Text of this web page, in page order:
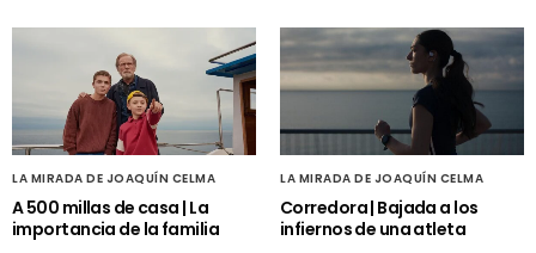
LA MIRADA DE JOAQUÍN CELMA
A 500 millas de casa | La
importancia de la familia
LA MIRADA DE JOAQUÍN CELMA
Corredora | Bajada a los
infiernos de una atleta